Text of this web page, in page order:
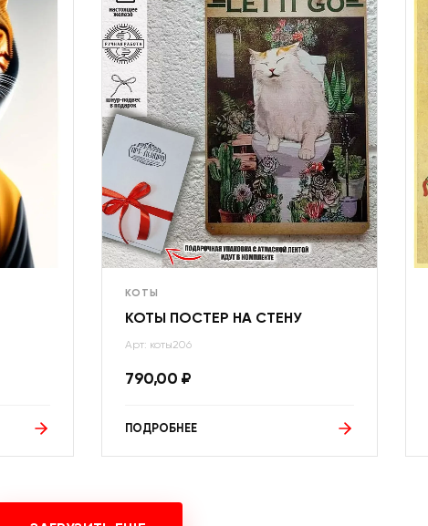
КОТЫ
КОТЫ ПОСТЕР НА СТЕНУ
Арт: коты206
790,00 ₽
ПОДРОБНЕЕ